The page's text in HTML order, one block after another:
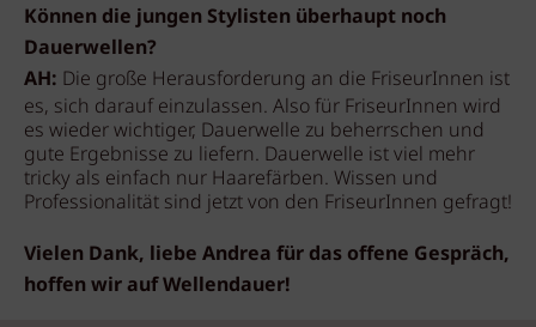
Können die jungen Stylisten überhaupt noch
Dauerwellen?
AH: Die große Herausforderung an die FriseurInnen ist
es, sich darauf einzulassen. Also für FriseurInnen wird
es wieder wichtiger, Dauerwelle zu beherrschen und
gute Ergebnisse zu liefern. Dauerwelle ist viel mehr
tricky als einfach nur Haarefärben. Wissen und
Professionalität sind jetzt von den FriseurInnen gefragt!
Vielen Dank, liebe Andrea für das offene Gespräch,
hoffen wir auf Wellendauer!